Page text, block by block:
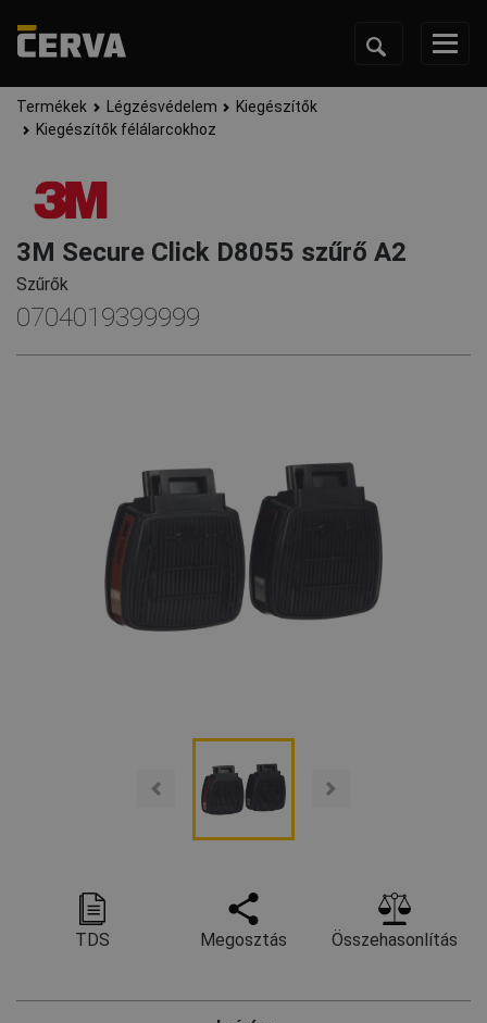
Termékek Légzésvédelem
Kiegészítők
Kiegészítők félálarcokhoz
3M Secure Click D8055 szűrő A2
Szűrők
0704019399999
TDS Megosztás Összehasonlítás